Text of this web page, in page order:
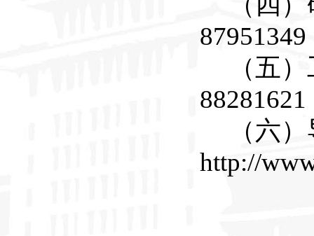
87951349
（五
88281621
（六
http://